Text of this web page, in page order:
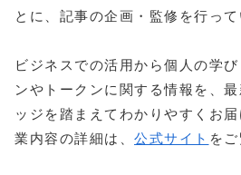
とに、記事の企画・監修を行って
ビジネスでの活用から個人の学
ンやトークンに関する情報を、
ッジを踏まえてわかりやすくお
業内容の詳細は、 公式サイト を